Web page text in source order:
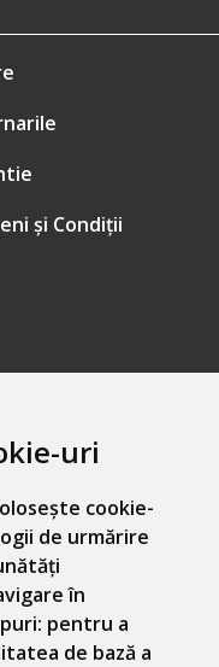
uri
cookie-
de urmărire
în
pentru a
de bază a
și Condiții
prevederile GDPR.